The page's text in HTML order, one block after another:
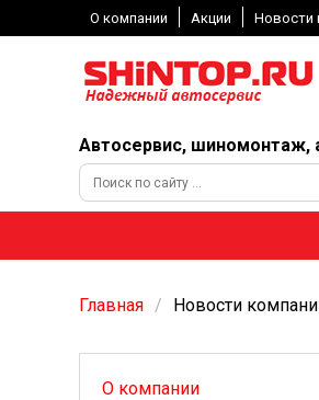
О компании Акции Новости
Автосервис, шиномонтаж,
Главная Новости
О компании